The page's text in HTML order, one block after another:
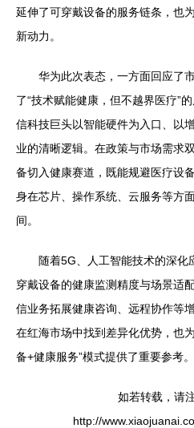
延伸了可穿戴设备的服务链条，也
新动力。
华为此次表态，一方面回应了
了“技术赋能健康，但不越界医疗”
信科技巨头以智能硬件为入口、以
业的清晰逻辑。在政策与市场需求
备切入健康赛道，既能规避医疗设
身在芯片、操作系统、云服务等方
间。
随着5G、人工智能技术的深
穿戴设备的健康监测精度与场景适
信业务拓展健康咨询、远程协作等
在红海市场中找到差异化优势，也
备+健康服务”模式提供了重要参考。
如若转载，请
http://